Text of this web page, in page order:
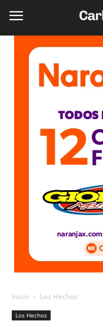
Inicio Los Hechos
Los Hechos